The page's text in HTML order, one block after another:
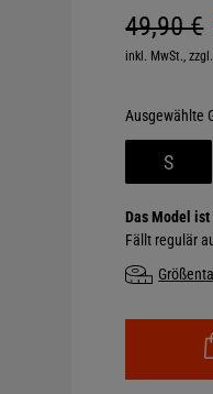
49,90 €
inkl. MwSt.,
S
Das Model
Fällt regulär